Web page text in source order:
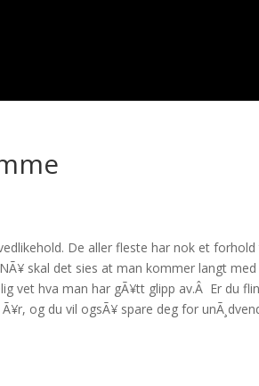
De aller fleste har nok et forhold
skal det sies at man kommer langt med
vet hva man har gÃ¥tt glipp av.Â Er du
og du vil ogsÃ¥ spare deg for